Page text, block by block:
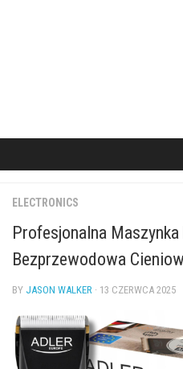
ELECTRONICS
Profesjonalna
Bezprzewodowa
BY JASON WALKER · 13 CZERWCA 2025